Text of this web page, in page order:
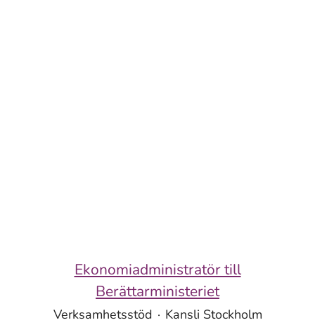
Ekonomiadministratör till
Berättarministeriet
Verksamhetsstöd · Kansli Stockholm